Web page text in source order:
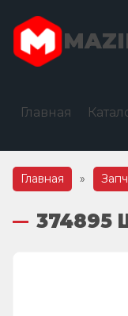
Главная
Главная »
374895